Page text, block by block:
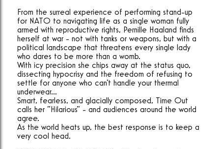
From the surreal experience of performing stand-up
for NATO to navigating life as a single woman fully
armed with reproductive rights, Pernille Haaland finds
herself at war - not with tanks or weapons, but with a
political landscape that threatens every single lady
who dares to be more than a womb.
With icy precision she chips away at the status quo,
dissecting hypocrisy and the freedom of refusing to
settle for anyone who can't handle your thermal
underwear...
Smart, fearless, and glacially composed, Time Out
calls her "Hilarious" - and audiences around the world
agree.
As the world heats up, the best response is to keep a
very cool head.